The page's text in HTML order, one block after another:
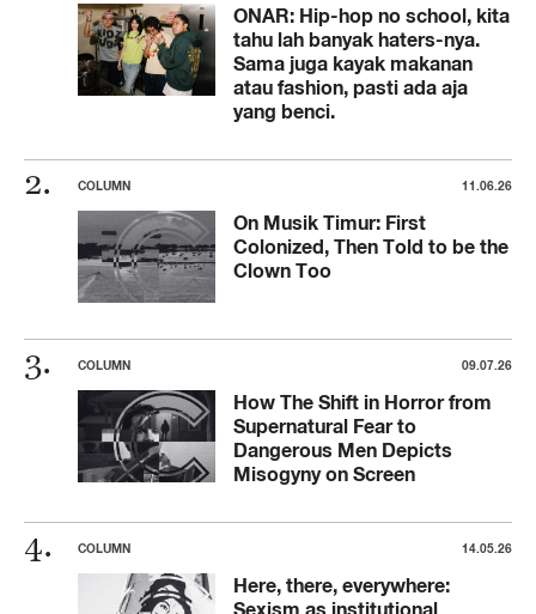
ONAR: Hip-hop no school, kita
tahu lah banyak haters-nya.
Sama juga kayak makanan
atau fashion, pasti ada aja
yang benci.
COLUMN 11.06.26
On Musik Timur: First
Colonized, Then Told to be the
Clown Too
COLUMN 09.07.26
How The Shift in Horror from
Supernatural Fear to
Dangerous Men Depicts
Misogyny on Screen
COLUMN 14.05.26
Here, there, everywhere: